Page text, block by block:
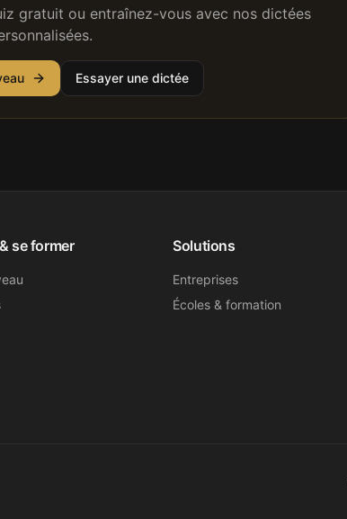
gratuit ou entraînez-vous avec nos dictées
Essayer une dictée
se former Solutions
Entreprises
Écoles & formation